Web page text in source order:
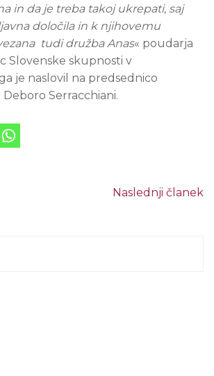
in da je treba takoj ukrepati, saj
določila in k njihovemu
tudi družbaAnas« poudarja
Slovenske skupnosti v
je naslovil na predsednico
Serracchiani.
Naslednji članek